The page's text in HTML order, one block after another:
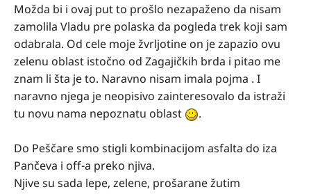
Možda bi i ovaj put to prošlo nezapaženo da nisam
zamolila Vladu pre polaska da pogleda trek koji sam
odabrala. Od cele moje žvrljotine on je zapazio ovu
zelenu oblast istočno od Zagajičkih brda i pitao me
znam li šta je to. Naravno nisam imala pojma . I
naravno njega je neopisivo zainteresovalo da istraži
tu novu nama nepoznatu oblast
.
Do Peščare smo stigli kombinacijom asfalta do iza
Pančeva i off-a preko njiva.
Njive su sada lepe, zelene, prošarane žutim